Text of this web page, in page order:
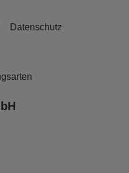
Datenschutz